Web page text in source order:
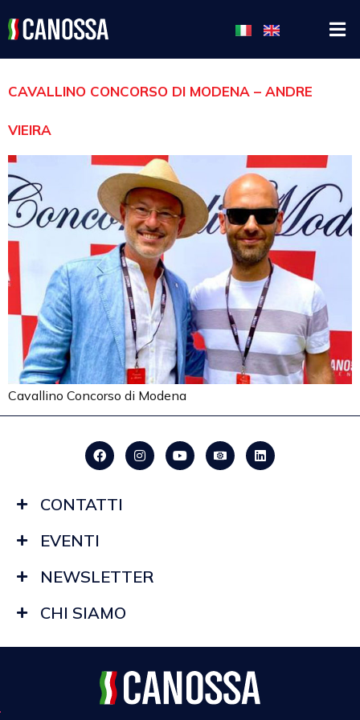
CAVALLINO CONCORSO DI MODENA – ANDRE
VIEIRA
Cavallino Concorso di Modena
CONTATTI
EVENTI
NEWSLETTER
CHI SIAMO